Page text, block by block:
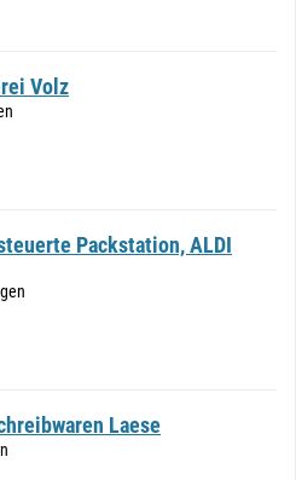
Volz
Packstation, ALDI
Laese